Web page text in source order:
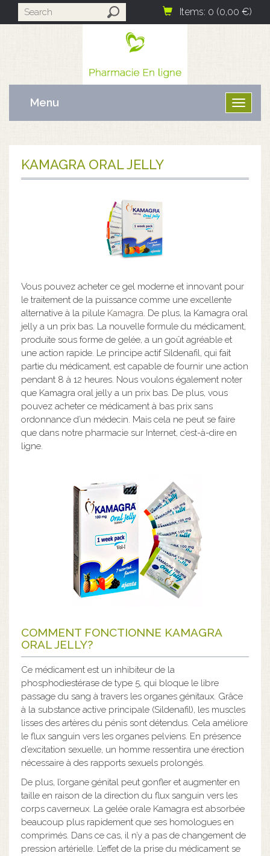
Items: 0 (0,00 €)
Ouvrir
Menu
KAMAGRA ORAL JELLY
Vous pouvez acheter ce gel moderne et innovant pour
le traitement de la puissance comme une excellente
alternative à la pilule Kamagra. De plus, la Kamagra oral
jelly a un prix bas. La nouvelle formule du médicament,
produite sous forme de gelée, a un goût agréable et
une action rapide. Le principe actif Sildenafil, qui fait
partie du médicament, est capable de fournir une action
pendant 8 à 12 heures. Nous voulons également noter
que Kamagra oral jelly a un prix bas. De plus, vous
pouvez acheter ce médicament à bas prix sans
ordonnance d’un médecin. Mais cela ne peut se faire
que dans notre pharmacie sur Internet, c’est-à-dire en
ligne.
COMMENT FONCTIONNE KAMAGRA
ORAL JELLY?
Ce médicament est un inhibiteur de la
phosphodiestérase de type 5, qui bloque le libre
passage du sang à travers les organes génitaux. Grâce
à la substance active principale (Sildenafil), les muscles
lisses des artères du pénis sont détendus. Cela améliore
le flux sanguin vers les organes pelviens. En présence
d’excitation sexuelle, un homme ressentira une érection
nécessaire à des rapports sexuels prolongés.
De plus, l’organe génital peut gonfler et augmenter en
taille en raison de la direction du flux sanguin vers les
corps caverneux. La gelée orale Kamagra est absorbée
beaucoup plus rapidement que ses homologues en
comprimés. Dans ce cas, il n’y a pas de changement de
pression artérielle. L’effet de la prise du médicament se